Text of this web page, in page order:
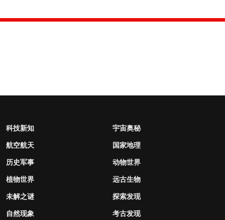
科技新知
宇宙奥秘
航空航天
国家地理
历史军事
动物世界
植物世界
远古生物
未解之谜
探索发现
自然现象
考古发现